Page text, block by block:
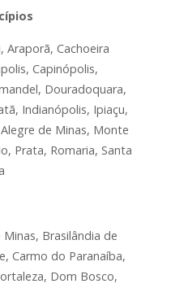
Araporã, Cachoeira
Capinópolis,
Douradoquara,
Indianópolis, Ipiaçu,
de Minas, Monte
Prata, Romaria, Santa
Brasilândia de
Carmo do Paranaíba,
Dom Bosco,